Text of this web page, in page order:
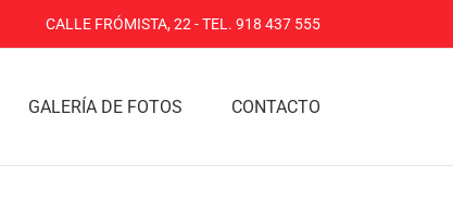
CALLE FRÓMISTA, 22 - TEL. 918 437 555
GALERÍA DE FOTOS CONTACTO